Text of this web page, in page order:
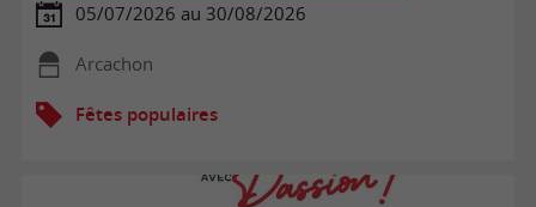
05/07/2026 au 30/08/2026
Arcachon
Fêtes populaires